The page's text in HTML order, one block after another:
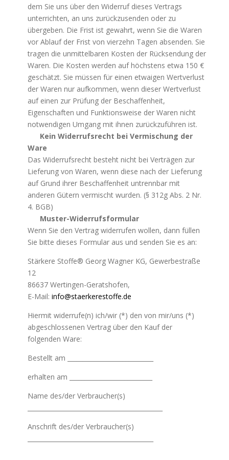
dem Sie uns über den Widerruf dieses Vertrags
unterrichten, an uns zurückzusenden oder zu
übergeben. Die Frist ist gewahrt, wenn Sie die Waren
vor Ablauf der Frist von vierzehn Tagen absenden. Sie
tragen die unmittelbaren Kosten der Rücksendung der
Waren. Die Kosten werden auf höchstens etwa 150 €
geschätzt. Sie müssen für einen etwaigen Wertverlust
der Waren nur aufkommen, wenn dieser Wertverlust
auf einen zur Prüfung der Beschaffenheit,
Eigenschaften und Funktionsweise der Waren nicht
notwendigen Umgang mit ihnen zurückzuführen ist.
Kein Widerrufsrecht bei Vermischung der
Ware
Das Widerrufsrecht besteht nicht bei Verträgen zur
Lieferung von Waren, wenn diese nach der Lieferung
auf Grund ihrer Beschaffenheit untrennbar mit
anderen Gütern vermischt wurden. (§ 312g Abs. 2 Nr.
4. BGB)
Muster-Widerrufsformular
Wenn Sie den Vertrag widerrufen wollen, dann füllen
Sie bitte dieses Formular aus und senden Sie es an:
Stärkere Stoffe® Georg Wagner KG, Gewerbestraße
12
86637 Wertingen-Geratshofen,
E-Mail: info@staerkerestoffe.de
Hiermit widerrufe(n) ich/wir (*) den von mir/uns (*)
abgeschlossenen Vertrag über den Kauf der
folgenden Ware:
Bestellt am ____________________________
erhalten am ___________________________
Name des/der Verbraucher(s)
Anschrift des/der Verbraucher(s)